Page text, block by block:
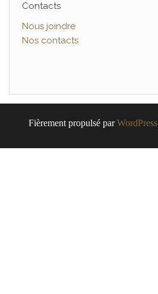
Contacts
Nous joindre
Nos contacts
Fièrement propulsé parWordPress